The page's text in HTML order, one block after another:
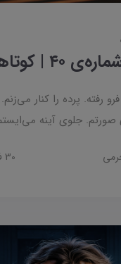
| کوتاهی
رفته. پرده را کنار می‌زنم.
صورتم. جلوی آینه
30 فروردین 1405